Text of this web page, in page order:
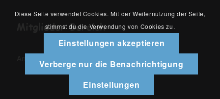
Mitglieder Bereich
Diese Seite verwendet Cookies. Mit der Weiternutzung der Seite,
stimmst du die Verwendung von Cookies zu.
Einstellungen akzeptieren
Verberge nur die Benachrichtigung
Einstellungen